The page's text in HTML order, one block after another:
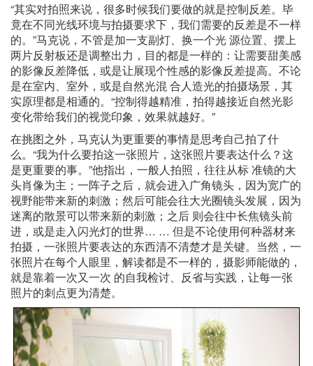
“其实对拍照来说，很多时候我们要做的就是控制反差。毕
竟在不同光线环境与拍摄要求下，我们需要的反差是不一样
的。”马克说，不管是加一支副灯、换一个光 源位置、摆上
两片反射板还是调整出力，目的都是一样的：让需要甜美感
的影像反差降低，或是让展现个性感的影像反差提高。不论
是在室内、室外，或是自然光混 合人造光的拍摄场景，其
实原理都是相通的。“控制得越精准，拍得越接近自然光影
变化带给我们的视觉印象，效果就越好。”
在挑图之外，马克认为更重要的事情是思考自己拍了什
么。“我为什么要拍这一张照片，这张照片要表达什么？这
是更重要的事。”他指出，一般人拍照，往往从标 准镜的大
头肖像为主；一阵子之后，就会进入广角镜头，因为宽广的
视野能带来新的刺激；然后可能会往大光圈镜头发展，因为
迷离的散景可以带来新的刺激；之后 则会往中长焦镜头前
进，或是走入闪光灯的世界… … 但是不论使用何种器材来
拍摄，一张照片要表达的东西清不清楚才是关键。当然，一
张照片在每个人眼里，解读都是不一样的，摄影师能做的，
就是靠着一次又一次 的自我检讨、反省与实践，让每一张
照片的刺点更为清楚。